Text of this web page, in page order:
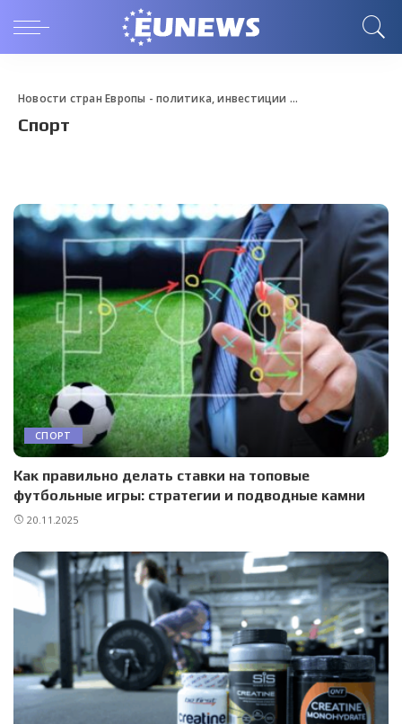
Новости стран Европы - политика, инвестиции и путешествие
Спорт
СПОРТ
Как правильно делать ставки на топовые
футбольные игры: стратегии и подводные камни
20.11.2025